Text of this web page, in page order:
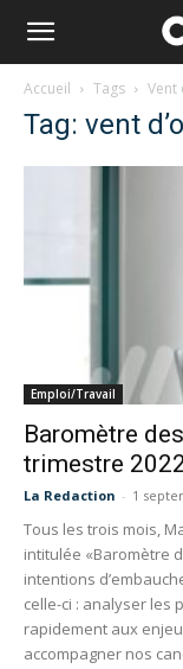
Accueil Tags Vent
Tag: vent
Emploi/Travail
Baromètre
trimestre
La Redaction - 1
Tous les trois mois,
intitulée «Baromètre
intentions
celle-ci : analyser les
rapidement aux
accompagner nos